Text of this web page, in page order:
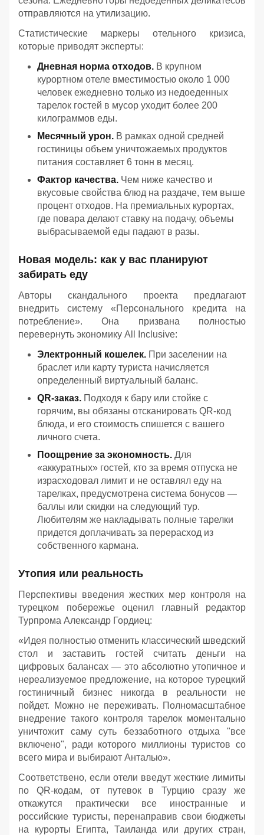
отправляются на утилизацию.
Статистические маркеры отельного кризиса,
которые приводят эксперты:
Дневная норма отходов. В крупном
курортном отеле вместимостью около 1 000
человек ежедневно только из недоеденных
тарелок гостей в мусор уходит более 200
килограммов еды.
Месячный урон. В рамках одной средней
гостиницы объем уничтожаемых продуктов
питания составляет 6 тонн в месяц.
Фактор качества. Чем ниже качество и
вкусовые свойства блюд на раздаче, тем выше
процент отходов. На премиальных курортах,
где повара делают ставку на подачу, объемы
выбрасываемой еды падают в разы.
Новая модель: как у вас планируют
забирать еду
Авторы скандального проекта предлагают
внедрить систему «Персонального кредита на
потребление». Она призвана полностью
перевернуть экономику All Inclusive:
Электронный кошелек. При заселении на
браслет или карту туриста начисляется
определенный виртуальный баланс.
QR-заказ. Подходя к бару или стойке с
горячим, вы обязаны отсканировать QR-код
блюда, и его стоимость спишется с вашего
личного счета.
Поощрение за экономность. Для
«аккуратных» гостей, кто за время отпуска не
израсходовал лимит и не оставлял еду на
тарелках, предусмотрена система бонусов —
баллы или скидки на следующий тур.
Любителям же накладывать полные тарелки
придется доплачивать за перерасход из
собственного кармана.
Утопия или реальность
Перспективы введения жестких мер контроля на
турецком побережье оценил главный редактор
Турпрома Александр Гордиец:
«Идея полностью отменить классический шведский
стол и заставить гостей считать деньги на
цифровых балансах — это абсолютно утопичное и
нереализуемое предложение, на которое турецкий
гостиничный бизнес никогда в реальности не
пойдет. Можно не переживать. Полномасштабное
внедрение такого контроля тарелок моментально
уничтожит саму суть беззаботного отдыха "все
включено", ради которого миллионы туристов со
всего мира и выбирают Анталью».
Соответствено, если отели введут жесткие лимиты
по QR-кодам, от путевок в Турцию сразу же
откажутся практически все иностранные и
российские туристы, перенаправив свои бюджеты
на курорты Египта, Таиланда или других стран,